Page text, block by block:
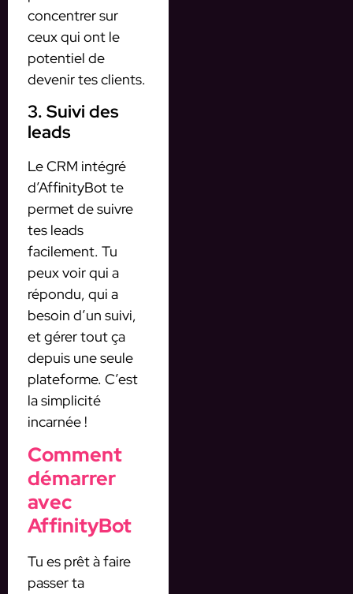
concentrer sur
ceux qui ont le
potentiel de
devenir tes clients.
3. Suivi des
leads
Le CRM intégré
d’AffinityBot te
permet de suivre
tes leads
facilement. Tu
peux voir qui a
répondu, qui a
besoin d’un suivi,
et gérer tout ça
depuis une seule
plateforme. C’est
la simplicité
incarnée !
Comment
démarrer
avec
AffinityBot
Tu es prêt à faire
passer ta